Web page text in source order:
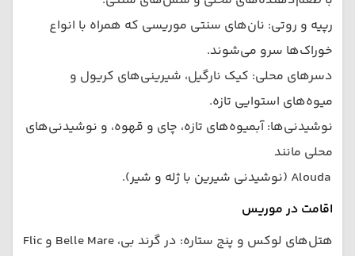
رپیه و روتی: نان‌های سنتی موریسی که همراه با انواع
خوراک‌ها سرو می‌شوند.
دسرهای محلی: کیک نارگیل، شیرینی‌های کریول و
میوه‌های استوایی تازه.
نوشیدنی‌ها: آبمیوه‌های تازه، چای و قهوه، و نوشیدنی‌های
محلی مانند
اقامت در موریس
هتل‌های لوکس و پنج ستاره: در گرند بی، Belle Mare و Flic